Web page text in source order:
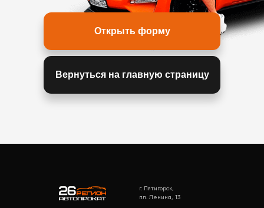
Открыть форму
Вернуться на главную страницу
г. Пятигорск,
пл. Ленина, 13